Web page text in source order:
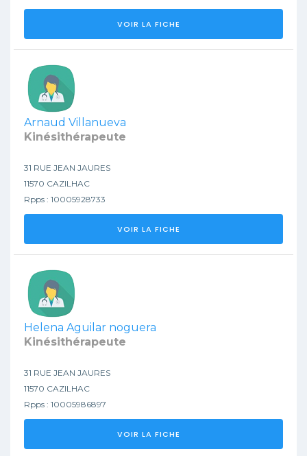
VOIR LA FICHE
Arnaud Villanueva
Kinésithérapeute
31 RUE JEAN JAURES
11570 CAZILHAC
Rpps : 10005928733
VOIR LA FICHE
Helena Aguilar noguera
Kinésithérapeute
31 RUE JEAN JAURES
11570 CAZILHAC
Rpps : 10005986897
VOIR LA FICHE